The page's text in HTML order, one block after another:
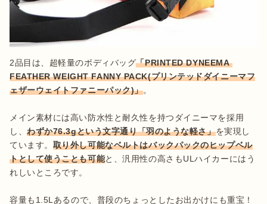
2品目は、超軽量のボディバッグ「PRINTED DYNEEMA
FEATHER WEIGHT FANNY PACK(プリンテッドダイニーマフ
ェザーウェイトファニーパック)」。
メイン素材には高い防水性と耐久性を持つダイニーマを採用
し、わずか76.3gという文字通り「羽のような軽さ」を実現し
ています。 取り外し可能なベルトはバックパックのヒップベル
トとして使うことも可能と、汎用性の高さもULハイカーにはう
れしいところです。
容量も1.5Lあるので、普段のちょっとしたお出かけにも重宝！